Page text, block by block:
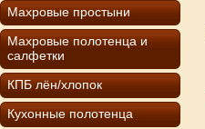
Махровые простыни
Махровые полотенца и
салфетки
КПБ лён/хлопок
Кухонные полотенца